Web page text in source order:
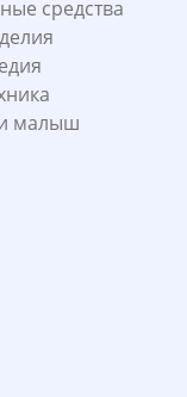
средства
малыш